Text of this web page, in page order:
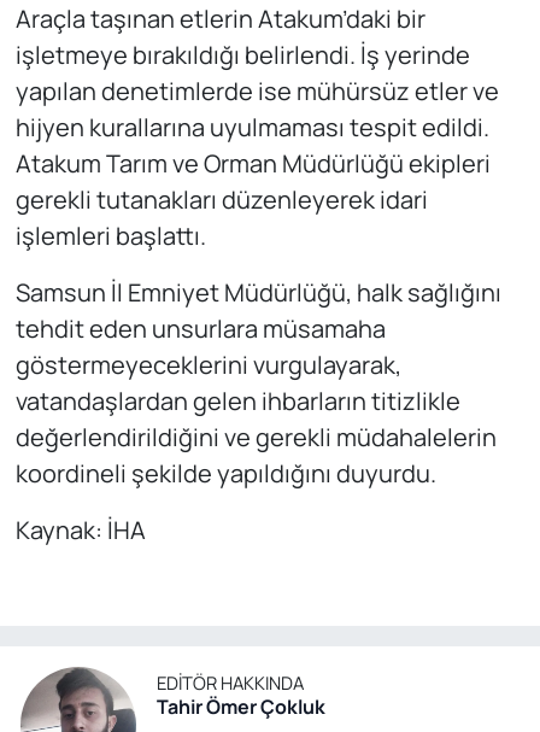
Araçla taşınan etlerin Atakum’daki bir
işletmeye bırakıldığı belirlendi. İş yerinde
yapılan denetimlerde ise mühürsüz etler ve
hijyen kurallarına uyulmaması tespit edildi.
Atakum Tarım ve Orman Müdürlüğü ekipleri
gerekli tutanakları düzenleyerek idari
işlemleri başlattı.
Samsun İl Emniyet Müdürlüğü, halk sağlığını
tehdit eden unsurlara müsamaha
göstermeyeceklerini vurgulayarak,
vatandaşlardan gelen ihbarların titizlikle
değerlendirildiğini ve gerekli müdahalelerin
koordineli şekilde yapıldığını duyurdu.
Kaynak: İHA
EDITÖR HAKKINDA
Tahir Ömer Çokluk